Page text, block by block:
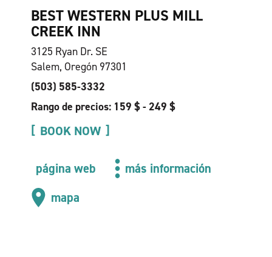
BEST WESTERN PLUS MILL
CREEK INN
3125 Ryan Dr. SE
Salem, Oregón 97301
(503) 585-3332
Rango de precios: 159 $ - 249 $
BOOK NOW
página web
más información
mapa